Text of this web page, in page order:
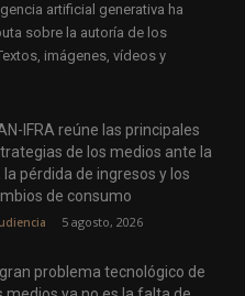
artificial generativa ha
sobre la autoría de los
imágenes, vídeos y
IFRA reúne las principales
de los medios ante la
la pérdida de ingresos y los
de consumo
5 agosto, 2026
gran problema tecnológico de